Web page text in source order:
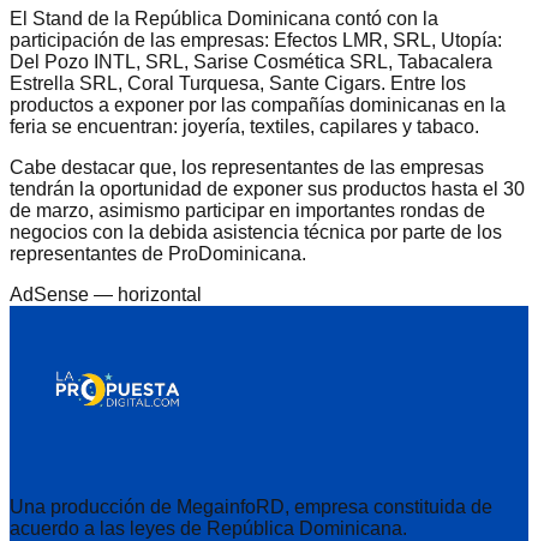
El Stand de la República Dominicana contó con la
participación de las empresas: Efectos LMR, SRL, Utopía:
Del Pozo INTL, SRL, Sarise Cosmética SRL, Tabacalera
Estrella SRL, Coral Turquesa, Sante Cigars. Entre los
productos a exponer por las compañías dominicanas en la
feria se encuentran: joyería, textiles, capilares y tabaco.
Cabe destacar que, los representantes de las empresas
tendrán la oportunidad de exponer sus productos hasta el 30
de marzo, asimismo participar en importantes rondas de
negocios con la debida asistencia técnica por parte de los
representantes de ProDominicana.
AdSense — horizontal
Una producción de MegainfoRD, empresa constituida de
acuerdo a las leyes de República Dominicana.